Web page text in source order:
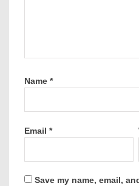
Name *
Email *
Save my name, email,